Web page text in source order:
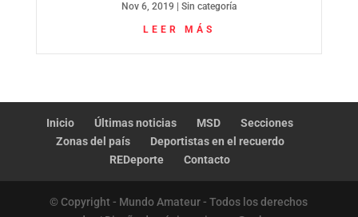
Nov 6, 2019 Sin categoría
LEER MÁS
Inicio Últimas noticias MSD
Secciones
Zonas del país
Deportistas en el recuerdo
REDeporte
Contacto
© Copyright - Mundo Amateur - Todos los derechos